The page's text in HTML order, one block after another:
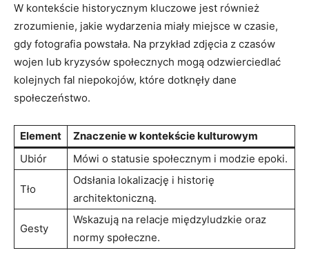
W kontekście historycznym kluczowe jest również
zrozumienie, jakie wydarzenia⁣ miały miejsce w czasie,
gdy fotografia powstała. Na przykład zdjęcia z czasów
wojen lub​ kryzysów społecznych mogą​ odzwierciedlać
kolejnych fal niepokojów, które dotknęły dane
społeczeństwo.
Element
Znaczenie w kontekście kulturowym
Ubiór
Mówi o statusie społecznym i modzie epoki.
Tło
Odsłania⁤ lokalizację i historię
‍architektoniczną.
Gesty
Wskazują na relacje międzyludzkie oraz
normy społeczne.